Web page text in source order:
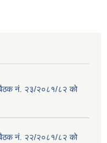
बैठक नं. २३/२०८१/८२ को
बैठक नं. २२/२०८१/८२ को